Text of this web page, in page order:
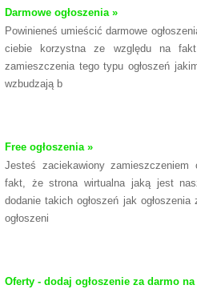
Darmowe ogłoszenia »
Powinieneś umieścić darmowe
ciebie korzystna ze względu na
zamieszczenia tego typu ogłoszeń
wzbudzają b
Free ogłoszenia »
Jesteś zaciekawiony zamieszczeniem
fakt, że strona wirtualna jaką jest
dodanie takich ogłoszeń jak
ogłoszeni
Oferty - dodaj ogłoszenie za darmo